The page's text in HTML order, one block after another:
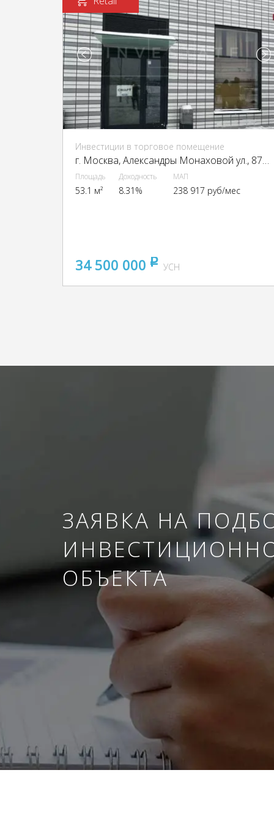
Инвестиции в торговое помещение
г. Москва, Александры Монаховой ул., 87к3
Площадь
53.1 м²
Доходность
8.31%
МАП
238 917 руб/мес
34 500 000 pуб
УСН
ЗАЯВКА НА
ОБЪЕКТА